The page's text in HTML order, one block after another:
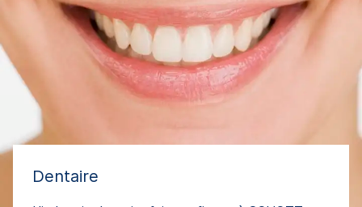
Dentaire